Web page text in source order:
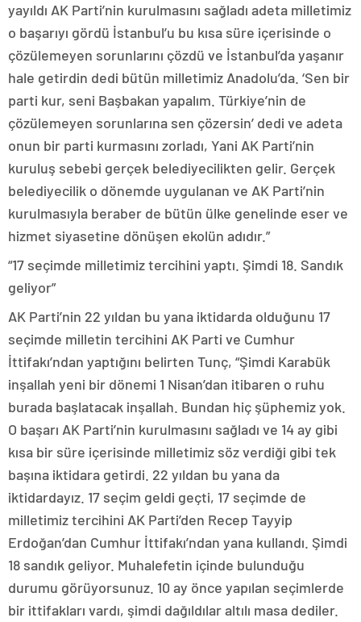
yayıldı AK Parti’nin kurulmasını sağladı adeta milletimiz
o başarıyı gördü İstanbul’u bu kısa süre içerisinde o
çözülemeyen sorunlarını çözdü ve İstanbul’da yaşanır
hale getirdin dedi bütün milletimiz Anadolu’da. ‘Sen bir
parti kur, seni Başbakan yapalım. Türkiye’nin de
çözülemeyen sorunlarına sen çözersin’ dedi ve adeta
onun bir parti kurmasını zorladı, Yani AK Parti’nin
kuruluş sebebi gerçek belediyecilikten gelir. Gerçek
belediyecilik o dönemde uygulanan ve AK Parti’nin
kurulmasıyla beraber de bütün ülke genelinde eser ve
hizmet siyasetine dönüşen ekolün adıdır.”
“17 seçimde milletimiz tercihini yaptı. Şimdi 18. Sandık
geliyor”
AK Parti’nin 22 yıldan bu yana iktidarda olduğunu 17
seçimde milletin tercihini AK Parti ve Cumhur
İttifakı’ndan yaptığını belirten Tunç, “Şimdi Karabük
inşallah yeni bir dönemi 1 Nisan’dan itibaren o ruhu
burada başlatacak inşallah. Bundan hiç şüphemiz yok.
O başarı AK Parti’nin kurulmasını sağladı ve 14 ay gibi
kısa bir süre içerisinde milletimiz söz verdiği gibi tek
başına iktidara getirdi. 22 yıldan bu yana da
iktidardayız. 17 seçim geldi geçti, 17 seçimde de
milletimiz tercihini AK Parti’den Recep Tayyip
Erdoğan’dan Cumhur İttifakı’ndan yana kullandı. Şimdi
18 sandık geliyor. Muhalefetin içinde bulunduğu
durumu görüyorsunuz. 10 ay önce yapılan seçimlerde
bir ittifakları vardı, şimdi dağıldılar altılı masa dediler.